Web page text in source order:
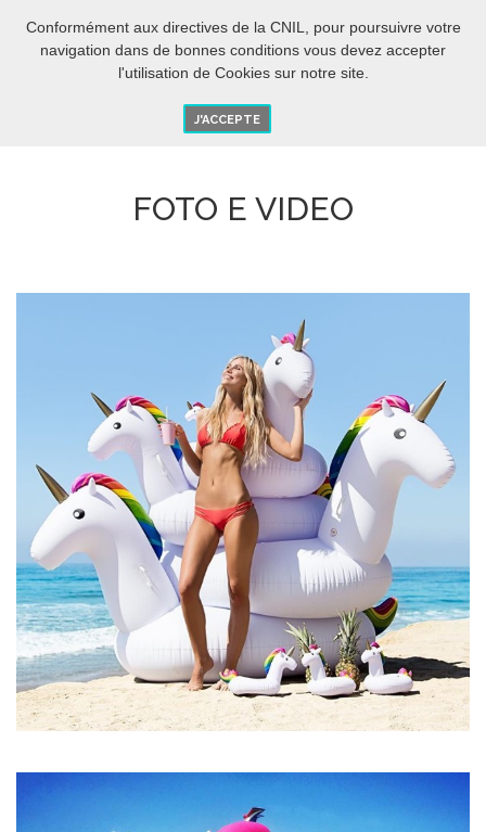
Conformément aux directives de la CNIL, pour poursuivre votre
navigation dans de bonnes conditions vous devez accepter
l'utilisation de Cookies sur notre site.
J'ACCEPTE
FOTO E VIDEO